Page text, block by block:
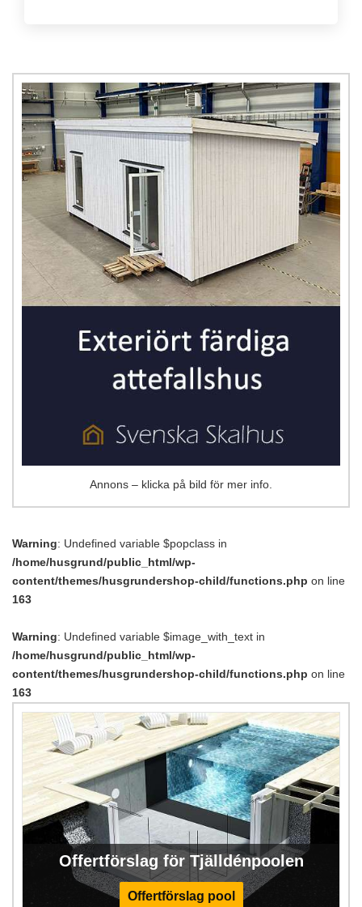
Annons – klicka på bild för mer info.
Warning: Undefined variable $popclass in
/home/husgrund/public_html/wp-
content/themes/husgrundershop-child/functions.php on line
163
Warning: Undefined variable $image_with_text in
/home/husgrund/public_html/wp-
content/themes/husgrundershop-child/functions.php on line
163
Offertförslag för Tjälldénpoolen
Offertförslag pool